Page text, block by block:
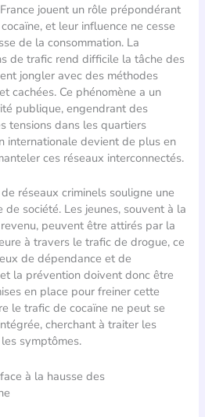
jouent un rôle prépondérant
et leur influence ne cesse
de la consommation. La
de trafic rend difficile la tâche des
jongler avec des méthodes
cachées. Ce phénomène a un
publique, engendrant des
tensions dans les quartiers
internationale devient de plus en
ces réseaux interconnectés.
réseaux criminels souligne une
société. Les jeunes, souvent à la
peuvent être attirés par la
à travers le trafic de drogue, ce
de dépendance et de
la prévention doivent donc être
en place pour freiner cette
le trafic de cocaïne ne peut se
cherchant à traiter les
symptômes.
à la hausse des